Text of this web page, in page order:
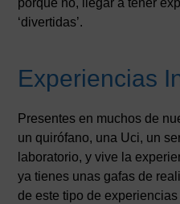
porque no, llegar a tener
‘divertidas’.
Experiencias
Presentes en muchos de
un quirófano, una Uci, un
laboratorio, y vive la
ya tienes unas gafas de
de este tipo de